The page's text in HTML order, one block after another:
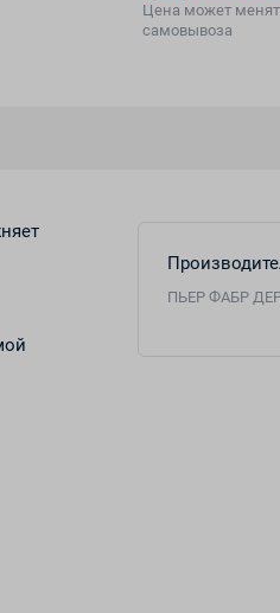
Цена может
самовывоза
ПЬЕР ФАБР